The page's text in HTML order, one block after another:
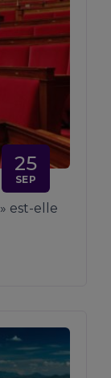
25
SEP
est-elle